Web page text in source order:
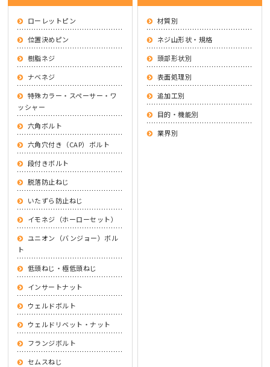
ローレットピン
位置決めピン
樹脂ネジ
ナベネジ
特殊カラー・スペーサー・ワ
ッシャー
六角ボルト
六角穴付き（CAP）ボルト
段付きボルト
脱落防止ねじ
いたずら防止ねじ
イモネジ（ホーローセット）
ユニオン（バンジョー）ボル
ト
低頭ねじ・極低頭ねじ
インサートナット
ウェルドボルト
ウェルドリベット・ナット
フランジボルト
セムスねじ
材質別
ネジ山形状・規格
頭部形状別
表面処理別
追加工別
目的・機能別
業界別